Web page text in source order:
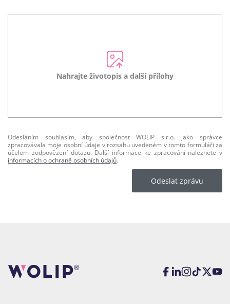
Nahrajte životopis a další přílohy
Odesláním souhlasím, aby společnost WOLIP s.r.o. jako správce
zpracovávala moje osobní údaje v rozsahu uvedeném v tomto formuláři za
účelem zodpovězení dotazu. Další informace ke zpracování naleznete v
informacích o ochraně osobních údajů.
Odeslat zprávu